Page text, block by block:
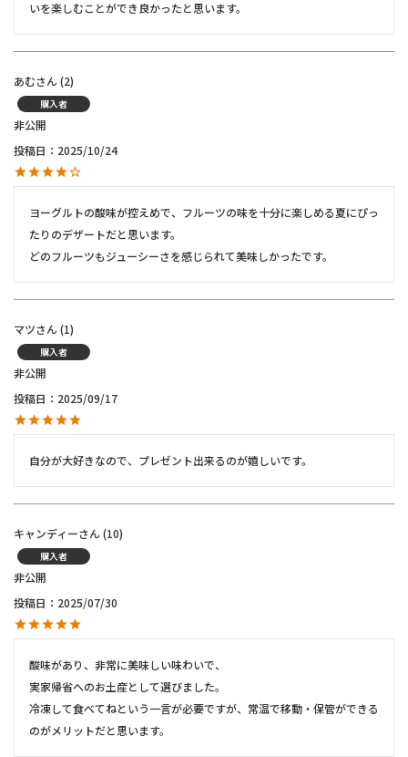
いを楽しむことができ良かったと思います。
あむ 2
購入者
非公開
投稿日
2025/10/24
ヨーグルトの酸味が控えめで、フルーツの味を十分に楽しめる夏にぴっ
たりのデザートだと思います。
どのフルーツもジューシーさを感じられて美味しかったです。
マツ 1
購入者
非公開
投稿日
2025/09/17
自分が大好きなので、プレゼント出来るのが嬉しいです。
キャンディー 10
購入者
非公開
投稿日
2025/07/30
酸味があり、非常に美味しい味わいで、
実家帰省へのお土産として選びました。
冷凍して食べてねという一言が必要ですが、常温で移動・保管ができる
のがメリットだと思います。